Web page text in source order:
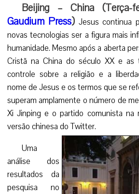
Beijing – China (Terça-
Gaudium Press) Jesus continua
novas tecnologias ser a figura mais
humanidade. Mesmo após a aberta
Cristã na China do século XX e as
controle sobre a religião e a
nome de Jesus e os termos que se
superam amplamente o número de
Xi Jinping e o partido comunista na
versão chinesa do Twitter.
Uma
análise dos
resultados da
pesquisa no